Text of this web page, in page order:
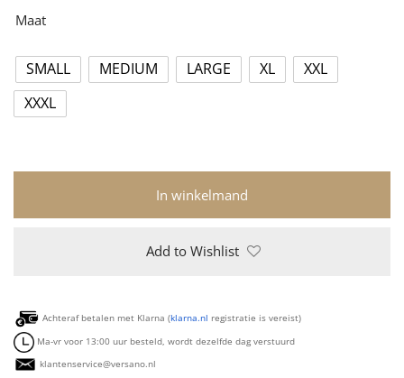
Maat
SMALL MEDIUM LARGE XL
XXL
XXXL
In winkelmand
Add to Wishlist
Achteraf betalen met Klarna (klarna.nl registratie is vereist)
Ma-vr voor 13:00 uur besteld, wordt dezelfde dag verstuurd
klantenservice@versano.nl